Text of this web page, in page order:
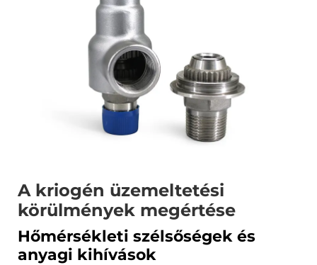
A kriogén üzemeltetési
körülmények megértése
Hőmérsékleti szélsőségek és
anyagi kihívások